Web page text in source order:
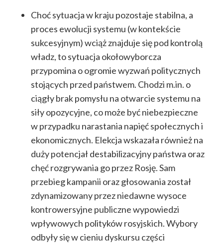
Choć sytuacja w kraju pozostaje stabilna, a
proces ewolucji systemu (w kontekście
sukcesyjnym) wciąż znajduje się pod kontrolą
władz, to sytuacja okołowyborcza
przypomina o ogromie wyzwań politycznych
stojących przed państwem. Chodzi m.in. o
ciągły brak pomysłu na otwarcie systemu na
siły opozycyjne, co może być niebezpieczne
w przypadku narastania napięć społecznych i
ekonomicznych. Elekcja wskazała również na
duży potencjał destabilizacyjny państwa oraz
chęć rozgrywania go przez Rosję.Sam
przebieg kampanii oraz głosowania został
zdynamizowany przez niedawne wysoce
kontrowersyjne publiczne wypowiedzi
wpływowych polityków rosyjskich.Wybory
odbyły się w cieniu dyskursu części